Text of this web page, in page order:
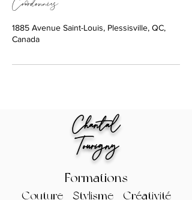
Coordonnées
1885 Avenue Saint-Louis, Plessisville, QC,
Canada
Chantal
Tourigny
Formations
Couture Stylisme Créativité